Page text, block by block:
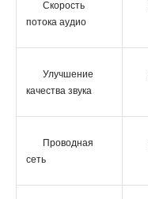
Скорость
потока аудио
Улучшение
качества звука
Проводная
сеть